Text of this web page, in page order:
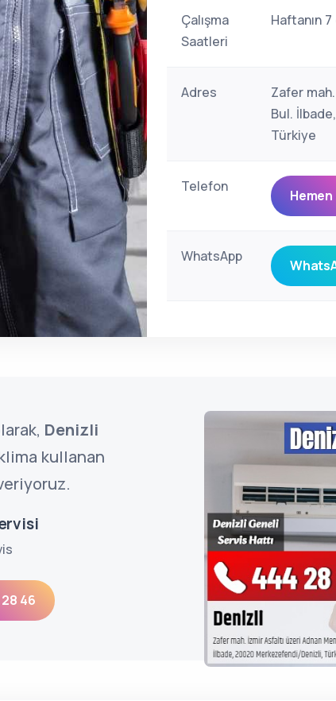
Çalışma
Saatleri
Haftanın
Adres
Zafer
Bul.
Türkiye
Telefon
WhatsApp
Denizli
kullanan
46